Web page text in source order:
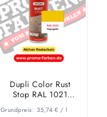
Dupli Color Rust
Stop RAL 1021
Rapsgelb
Grundpreis: 35,74 €/ l